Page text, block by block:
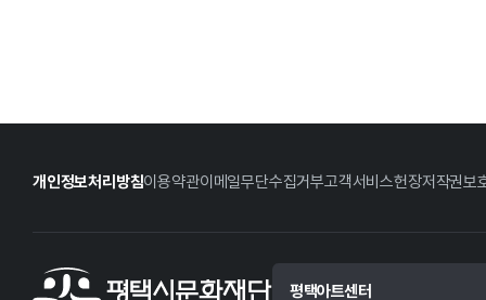
개인정보처리방침이용약관이메일무단수집거부고객서비스헌장저작권보
평택아트센터